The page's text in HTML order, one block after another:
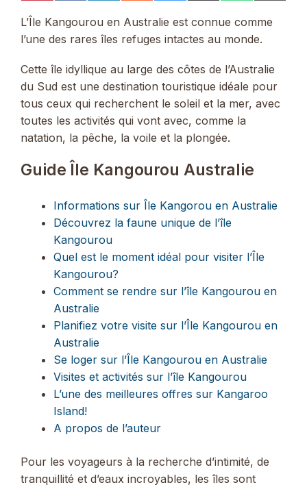
PinterestFacebookLinkedInReddit Bluesky
(Twitter)
L’Île Kangourou en Australie est connue comme
l’une des rares îles refuges intactes au monde.
Cette île idyllique au large des côtes de l’Australie
du Sud est une destination touristique idéale pour
tous ceux qui recherchent le soleil et la mer, avec
toutes les activités qui vont avec, comme la
natation, la pêche, la voile et la plongée.
Guide Île Kangourou Australie
Informations sur Île Kangorou en Australie
Découvrez la faune unique de l’île
Kangourou
Quel est le moment idéal pour visiter l’Île
Kangourou?
Comment se rendre sur l’île Kangourou en
Australie
Planifiez votre visite sur l’Île Kangourou en
Australie
Se loger sur l’Île Kangourou en Australie
Visites et activités sur l’île Kangourou
L’une des meilleures offres sur Kangaroo
Island!
A propos de l’auteur
Pour les voyageurs à la recherche d’intimité, de
tranquillité et d’eaux incroyables, les îles sont